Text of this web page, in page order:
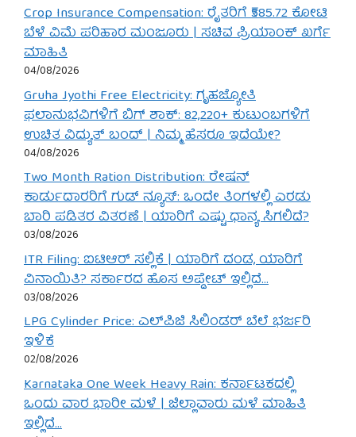
Crop Insurance Compensation: ರೈತರಿಗೆ ₹585.72 ಕೋಟಿ
ಬೆಳೆ ವಿಮೆ ಪರಿಹಾರ ಮಂಜೂರು | ಸಚಿವ ಪ್ರಿಯಾಂಕ್ ಖರ್ಗೆ
ಮಾಹಿತಿ
04/08/2026
Gruha Jyothi Free Electricity: ಗೃಹಜ್ಯೋತಿ
ಫಲಾನುಭವಿಗಳಿಗೆ ಬಿಗ್ ಶಾಕ್: 82,220+ ಕುಟುಂಬಗಳಿಗೆ
ಉಚಿತ ವಿದ್ಯುತ್ ಬಂದ್ | ನಿಮ್ಮ ಹೆಸರೂ ಇದೆಯೇ?
04/08/2026
Two Month Ration Distribution: ರೇಷನ್
ಕಾರ್ಡುದಾರರಿಗೆ ಗುಡ್ ನ್ಯೂಸ್: ಒಂದೇ ತಿಂಗಳಲ್ಲಿ ಎರಡು
ಬಾರಿ ಪಡಿತರ ವಿತರಣೆ | ಯಾರಿಗೆ ಎಷ್ಟು ಧಾನ್ಯ ಸಿಗಲಿದೆ?
03/08/2026
ITR Filing: ಐಟಿಆರ್ ಸಲ್ಲಿಕೆ | ಯಾರಿಗೆ ದಂಡ, ಯಾರಿಗೆ
ವಿನಾಯಿತಿ? ಸರ್ಕಾರದ ಹೊಸ ಅಪ್ಡೇಟ್ ಇಲ್ಲಿದೆ…
03/08/2026
LPG Cylinder Price: ಎಲ್‌ಪಿಜಿ ಸಿಲಿಂಡರ್ ಬೆಲೆ ಭರ್ಜರಿ
ಇಳಿಕೆ
02/08/2026
Karnataka One Week Heavy Rain: ಕರ್ನಾಟಕದಲ್ಲಿ
ಒಂದು ವಾರ ಭಾರೀ ಮಳೆ | ಜಿಲ್ಲಾವಾರು ಮಳೆ ಮಾಹಿತಿ
ಇಲ್ಲಿದೆ…